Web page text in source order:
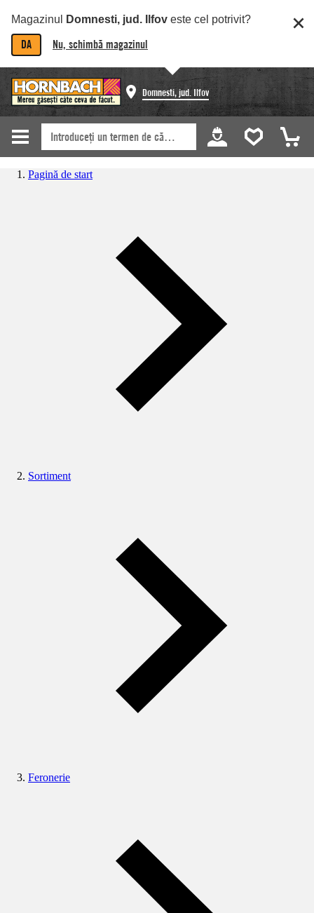
Magazinul Domnesti, jud. Ilfov este cel potrivit?
DA Nu, schimbă magazinul
Domnesti, jud. Ilfov
Pagină de start
Sortiment
Feronerie